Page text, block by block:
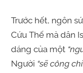
Trước hết, ngôn
Cứu Thế mà dân
dáng của một
Người “sẽ công